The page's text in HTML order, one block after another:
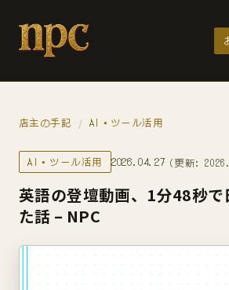
店主の手記 / AI・ツール活用
AI・ツール活用 2026.04.27 （更新:
英語の登壇動画、1分48秒で
た話 – NPC